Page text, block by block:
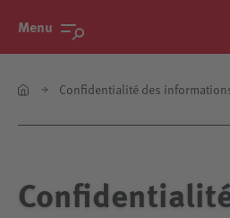
Menu
Confidentialité des